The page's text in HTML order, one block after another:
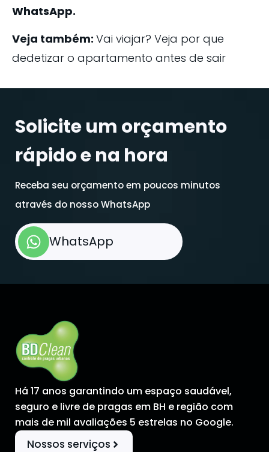
WhatsApp.
Veja também: Vai viajar? Veja por que
dedetizar o apartamento antes de sair
Solicite um orçamento
rápido e na hora
Receba seu orçamento em poucos minutos
através do nosso WhatsApp
WhatsApp
Há 17 anos garantindo um espaço saudável,
seguro e livre de pragas em BH e região com
mais de mil avaliações 5 estrelas no Google.
Nossos serviços